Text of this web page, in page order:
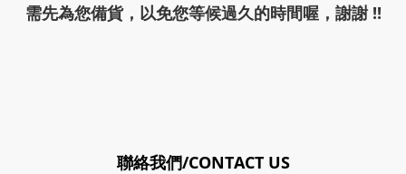
需先為您備貨，以免您等候過久的時間喔，謝謝 !!
聯絡我們/CONTACT US